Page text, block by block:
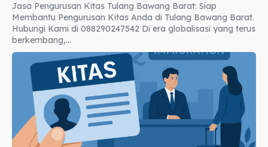
Jasa Pengurusan Kitas Tulang Bawang Barat: Siap
Membantu Pengurusan Kitas Anda di Tulang Bawang Barat.
Hubungi Kami di 088290247542 Di era globalisasi yang terus
berkembang,...